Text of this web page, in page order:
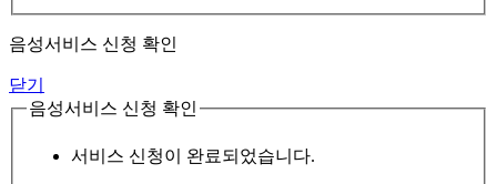
음성서비스 신청 확인
닫기
음성서비스 신청 확인
서비스 신청이 완료되었습니다.